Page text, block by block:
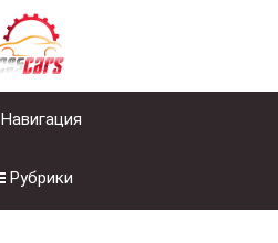
Навигация
Рубрики